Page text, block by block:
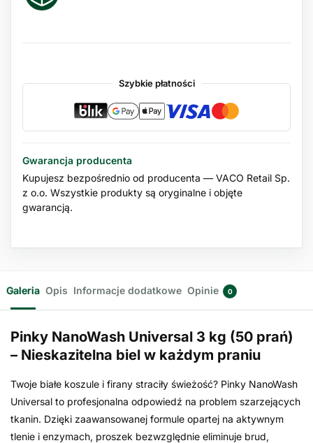
Szybkie płatności
Gwarancja producenta
Kupujesz bezpośrednio od producenta — VACO Retail Sp.
z o.o. Wszystkie produkty są oryginalne i objęte
gwarancją.
Galeria Opis Informacje dodatkowe Opinie 0
Pinky NanoWash Universal 3 kg (50 prań)
– Nieskazitelna biel w każdym praniu
Twoje białe koszule i firany straciły świeżość? Pinky NanoWash
Universal to profesjonalna odpowiedź na problem szarzejących
tkanin. Dzięki zaawansowanej formule opartej na aktywnym
tlenie i enzymach, proszek bezwzględnie eliminuje brud,